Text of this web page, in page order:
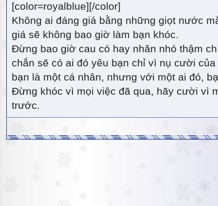
[color=royalblue][/color]
Không ai đáng giá bằng những giọt nước
giá sẽ không bao giờ làm bạn khóc.
Đừng bao giờ cau có hay nhăn nhó thậm
chắn sẽ có ai đó yêu bạn chỉ vì nụ cười
bạn là một cá nhân, nhưng với một ai đó,
Đừng khóc vì mọi việc đã qua, hãy cười vì
trước.